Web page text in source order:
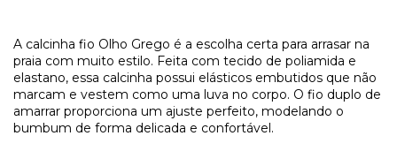
A calcinha fio Olho Grego é a escolha certa para arrasar na
praia com muito estilo. Feita com tecido de poliamida e
elastano, essa calcinha possui elásticos embutidos que não
marcam e vestem como uma luva no corpo. O fio duplo de
amarrar proporciona um ajuste perfeito, modelando o
bumbum de forma delicada e confortável.